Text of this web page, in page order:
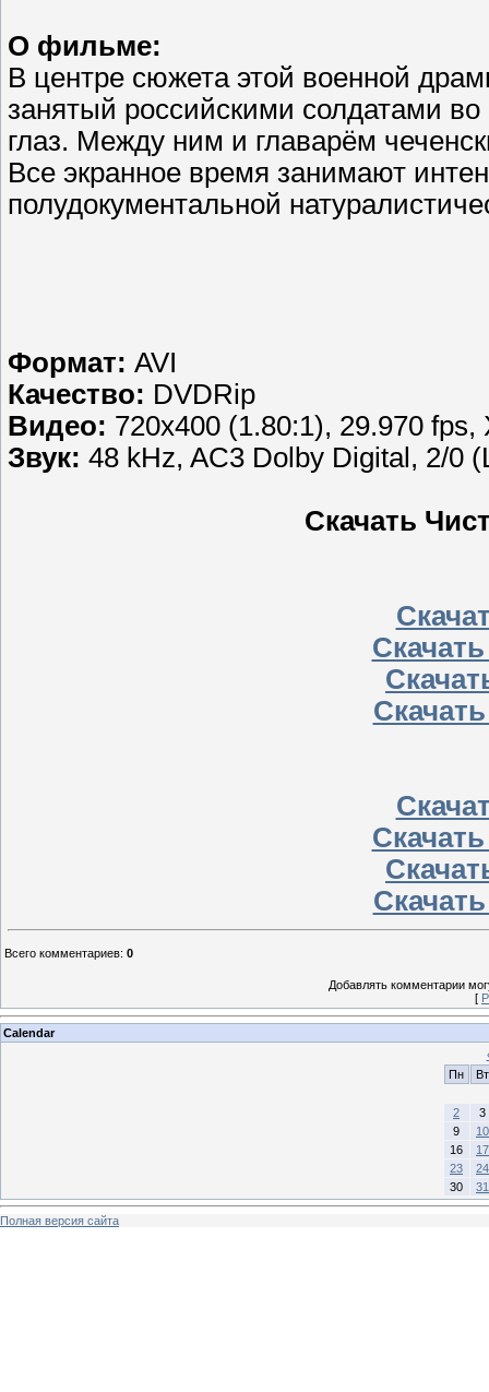
О фильме:
В центре сюжета этой военной
занятый российскими солдатами
глаз. Между ним и главарём
Все экранное время занимают
полудокументальной
Формат: AVI
Качество: DVDRip
Видео: 720x400 (1.80:1), 29.970
Звук: 48 kHz, AC3 Dolby Digital, 2/0
Скачать
Всего комментариев: 0
Добавлять комментарии
[
Calendar
Пн
Вт
2
3
9
10
16
17
23
24
30
31
Полная версия сайта